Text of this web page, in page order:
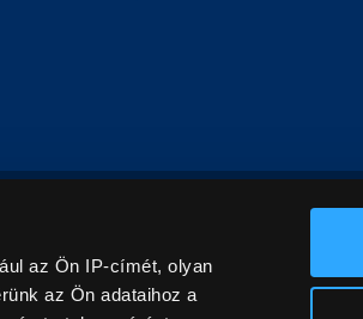
az Ön IP-címét, olyan
az Ön adataihoz a